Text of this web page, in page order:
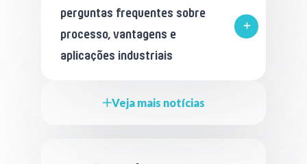
perguntas frequentes sobre
processo, vantagens e
aplicações industriais
Veja mais notícias